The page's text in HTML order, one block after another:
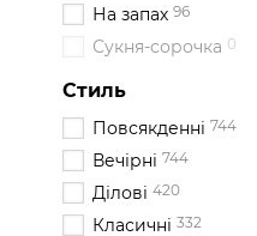
На запах 96
Сукня-сорочка 0
Стиль
Повсякденні 744
Вечірні 744
Ділові 420
Класичні 332